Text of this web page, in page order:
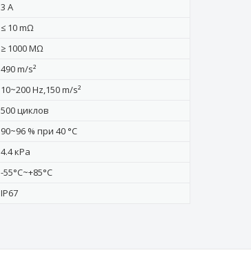
3 А
≤ 10 mΩ
≥ 1000 MΩ
490 m/s²
10~200 Hz,150 m/s²
500 циклов
90~96 % при 40 °C
4.4 кРa
-55°C~+85°C
IP67